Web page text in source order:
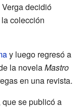
Verga decidió
colección
y luego regresó a
la novelaMastro
en una revista.
que se publicó a